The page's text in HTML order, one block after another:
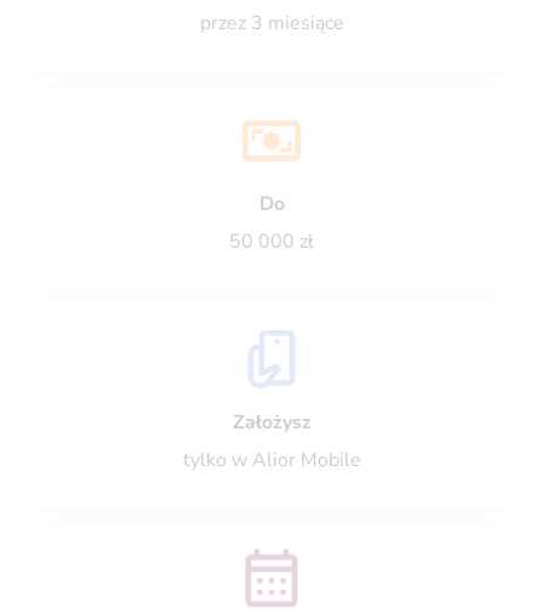
przez 3 miesiące
Do
50 000 zł
Założysz
tylko w Alior Mobile